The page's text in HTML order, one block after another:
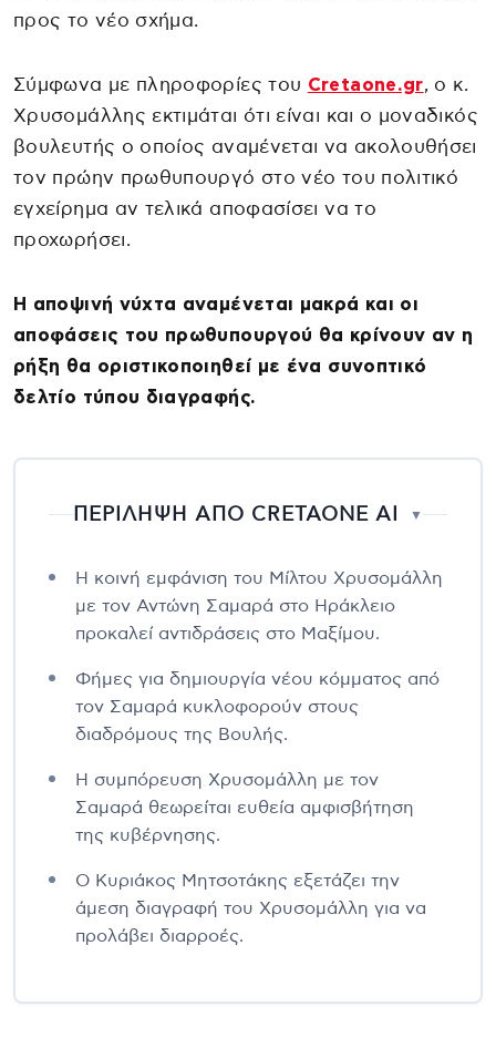
προς το νέο σχήμα.
Σύμφωνα με πληροφορίες του Cretaone.gr, ο κ.
Χρυσομάλλης εκτιμάται ότι είναι και ο μοναδικός
βουλευτής ο οποίος αναμένεται να ακολουθήσει
τον πρώην πρωθυπουργό στο νέο του πολιτικό
εγχείρημα αν τελικά αποφασίσει να το
προχωρήσει.
Η αποψινή νύχτα αναμένεται μακρά και οι
αποφάσεις του πρωθυπουργού θα κρίνουν αν η
ρήξη θα οριστικοποιηθεί με ένα συνοπτικό
δελτίο τύπου διαγραφής.
ΠΕΡΙΛΗΨΗ ΑΠΟ CRETAONE AI ▼
Η κοινή εμφάνιση του Μίλτου Χρυσομάλλη
με τον Αντώνη Σαμαρά στο Ηράκλειο
προκαλεί αντιδράσεις στο Μαξίμου.
Φήμες για δημιουργία νέου κόμματος από
τον Σαμαρά κυκλοφορούν στους
διαδρόμους της Βουλής.
Η συμπόρευση Χρυσομάλλη με τον
Σαμαρά θεωρείται ευθεία αμφισβήτηση
της κυβέρνησης.
Ο Κυριάκος Μητσοτάκης εξετάζει την
άμεση διαγραφή του Χρυσομάλλη για να
προλάβει διαρροές.